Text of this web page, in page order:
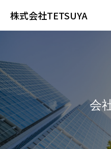
株式会社TETSUYA
会